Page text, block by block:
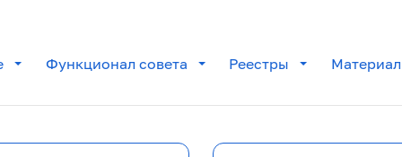
Функционал совета Реестры